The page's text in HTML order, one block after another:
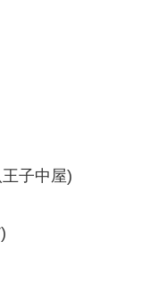
子中屋)